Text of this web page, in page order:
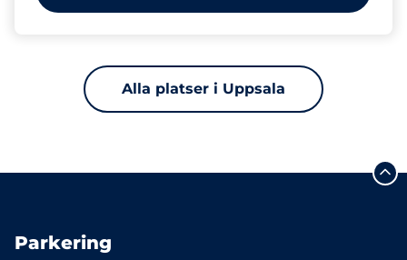
Alla platser i Uppsala
Parkering